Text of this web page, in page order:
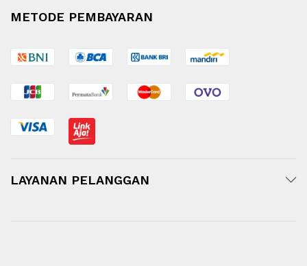
METODE PEMBAYARAN
LAYANAN PELANGGAN